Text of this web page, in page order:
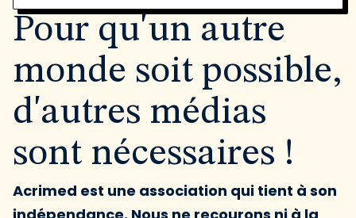
Pour qu'un autre
monde soit possible,
d'autres médias
sont nécessaires !
Acrimed est une association qui tient à son